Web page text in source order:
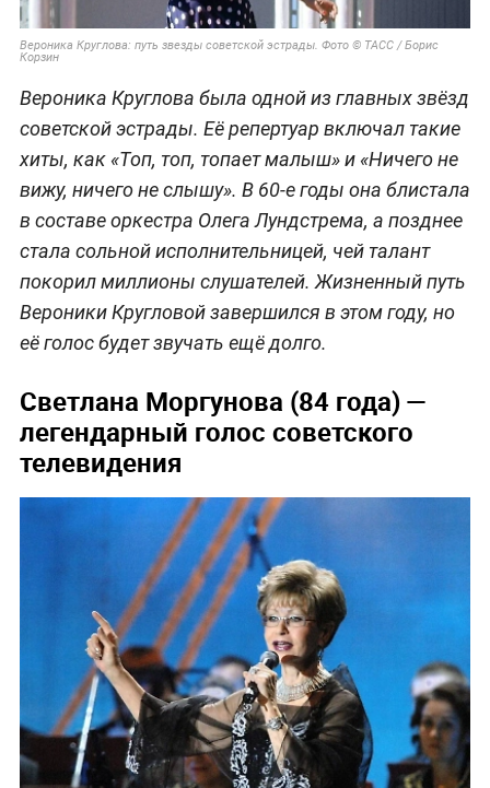
Вероника Круглова: путь звезды советской эстрады. Фото © ТАСС / Борис
Корзин
Вероника Круглова была одной из главных звёзд
советской эстрады. Её репертуар включал такие
хиты, как «Топ, топ, топает малыш» и «Ничего не
вижу, ничего не слышу». В 60-е годы она блистала
в составе оркестра Олега Лундстрема, а позднее
стала сольной исполнительницей, чей талант
покорил миллионы слушателей. Жизненный путь
Вероники Кругловой завершился в этом году, но
её голос будет звучать ещё долго.
Светлана Моргунова (84 года) —
легендарный голос советского
телевидения